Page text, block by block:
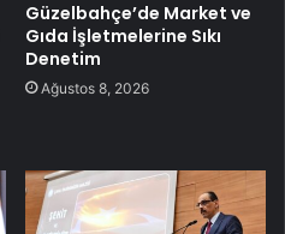
Güzelbahçe’de Market ve
Gıda İşletmelerine Sıkı
Denetim
Ağustos 8, 2026